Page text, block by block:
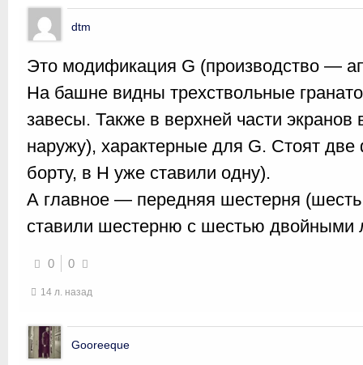
dtm
Это модификация G (производство —
На башне видны трехствольные
завесы. Также в верхней части
наружу), характерные для G. Стоят
борту, в H уже ставили одну).
А главное — передняя шестерня
ставили шестерню с шестью двойными
0 0
14 л. назад
Gooreeque